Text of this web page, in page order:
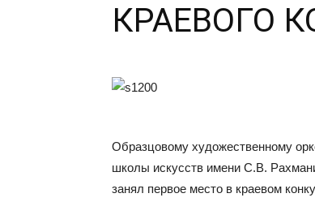
КРАЕВОГО
Образцовому художественному
школы искусств имени С.В.
занял первое место в краевом